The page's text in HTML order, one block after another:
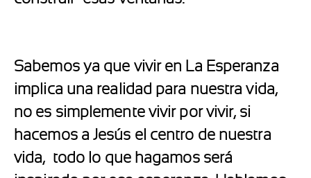
Sabemos ya que vivir en La Esperanza
implica una realidad para nuestra vida,
no es simplemente vivir por vivir, si
hacemos a Jesús el centro de nuestra
vida, todo lo que hagamos será